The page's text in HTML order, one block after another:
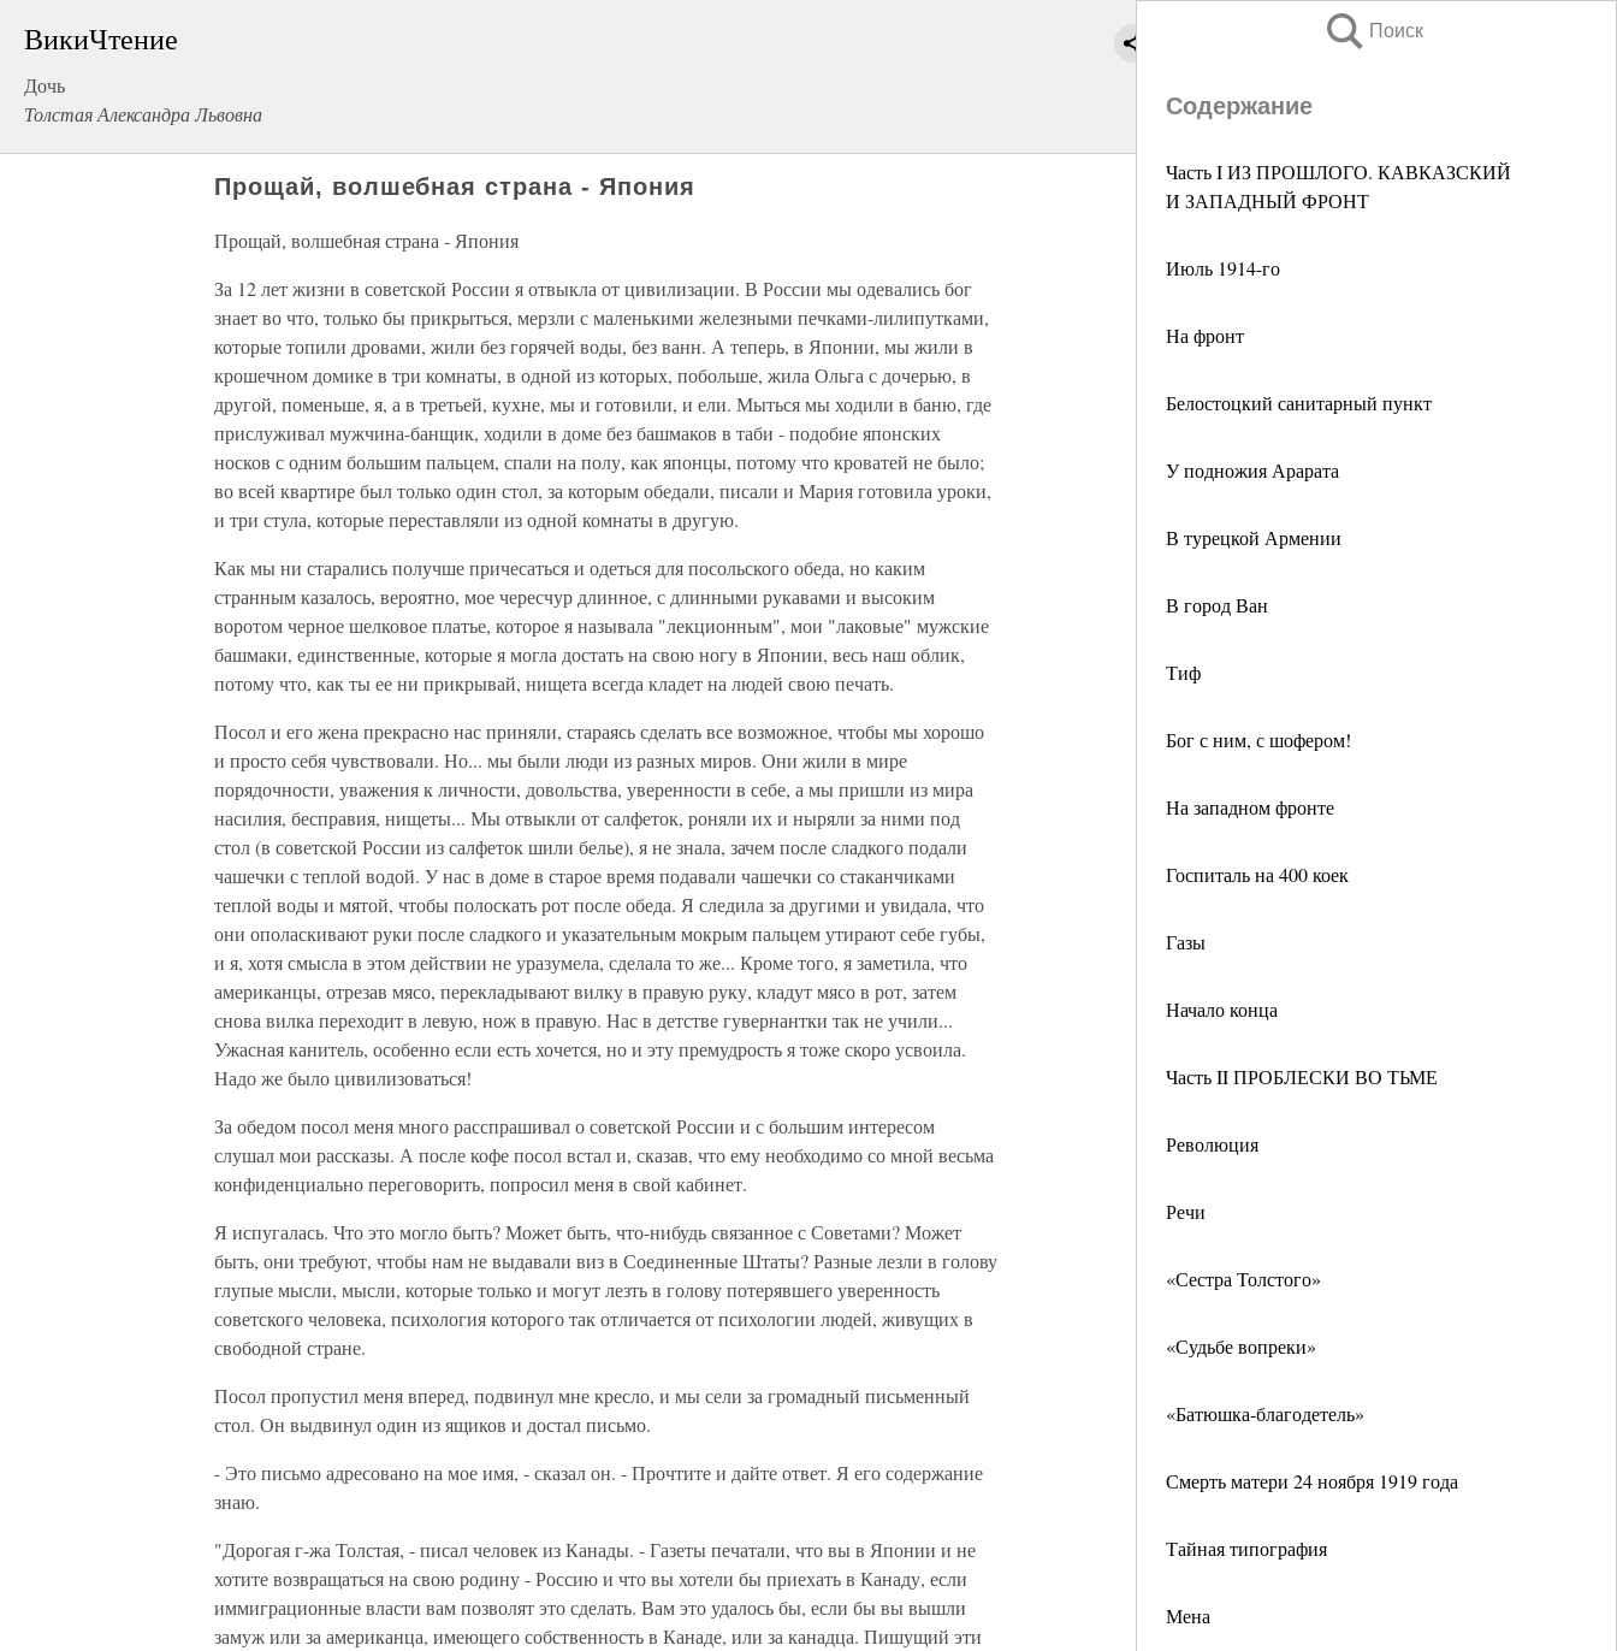
ВикиЧтение
Дочь
Толстая Александра Львовна
Поиск
Содержание
Часть I ИЗ ПРОШЛОГО. КАВКАЗСКИЙ
И ЗАПАДНЫЙ ФРОНТ
Июль 1914-го
На фронт
Белостоцкий санитарный пункт
У подножия Арарата
В турецкой Армении
В город Ван
Тиф
Бог с ним, с шофером!
На западном фронте
Госпиталь на 400 коек
Газы
Начало конца
Часть II ПРОБЛЕСКИ ВО ТЬМЕ
Революция
Речи
«Сестра Толстого»
«Судьбе вопреки»
«Батюшка-благодетель»
Смерть матери 24 ноября 1919 года
Тайная типография
Мена
Прощай, волшебная страна - Япония
Прощай, волшебная страна - Япония
За 12 лет жизни в советской России я отвыкла от цивилизации. В России мы одевались бог
знает во что, только бы прикрыться, мерзли с маленькими железными печками-лилипутками,
которые топили дровами, жили без горячей воды, без ванн. А теперь, в Японии, мы жили в
крошечном домике в три комнаты, в одной из которых, побольше, жила Ольга с дочерью, в
другой, поменьше, я, а в третьей, кухне, мы и готовили, и ели. Мыться мы ходили в баню, где
прислуживал мужчина-банщик, ходили в доме без башмаков в таби - подобие японских
носков с одним большим пальцем, спали на полу, как японцы, потому что кроватей не было;
во всей квартире был только один стол, за которым обедали, писали и Мария готовила уроки,
и три стула, которые переставляли из одной комнаты в другую.
Как мы ни старались получше причесаться и одеться для посольского обеда, но каким
странным казалось, вероятно, мое чересчур длинное, с длинными рукавами и высоким
воротом черное шелковое платье, которое я называла "лекционным", мои "лаковые" мужские
башмаки, единственные, которые я могла достать на свою ногу в Японии, весь наш облик,
потому что, как ты ее ни прикрывай, нищета всегда кладет на людей свою печать.
Посол и его жена прекрасно нас приняли, стараясь сделать все возможное, чтобы мы хорошо
и просто себя чувствовали. Но... мы были люди из разных миров. Они жили в мире
порядочности, уважения к личности, довольства, уверенности в себе, а мы пришли из мира
насилия, бесправия, нищеты... Мы отвыкли от салфеток, роняли их и ныряли за ними под
стол (в советской России из салфеток шили белье), я не знала, зачем после сладкого подали
чашечки с теплой водой. У нас в доме в старое время подавали чашечки со стаканчиками
теплой воды и мятой, чтобы полоскать рот после обеда. Я следила за другими и увидала, что
они ополаскивают руки после сладкого и указательным мокрым пальцем утирают себе губы,
и я, хотя смысла в этом действии не уразумела, сделала то же... Кроме того, я заметила, что
американцы, отрезав мясо, перекладывают вилку в правую руку, кладут мясо в рот, затем
снова вилка переходит в левую, нож в правую. Нас в детстве гувернантки так не учили...
Ужасная канитель, особенно если есть хочется, но и эту премудрость я тоже скоро усвоила.
Надо же было цивилизоваться!
За обедом посол меня много расспрашивал о советской России и с большим интересом
слушал мои рассказы. А после кофе посол встал и, сказав, что ему необходимо со мной весьма
конфиденциально переговорить, попросил меня в свой кабинет.
Я испугалась. Что это могло быть? Может быть, что-нибудь связанное с Советами? Может
быть, они требуют, чтобы нам не выдавали виз в Соединенные Штаты? Разные лезли в голову
глупые мысли, мысли, которые только и могут лезть в голову потерявшего уверенность
советского человека, психология которого так отличается от психологии людей, живущих в
свободной стране.
Посол пропустил меня вперед, подвинул мне кресло, и мы сели за громадный письменный
стол. Он выдвинул один из ящиков и достал письмо.
- Это письмо адресовано на мое имя, - сказал он. - Прочтите и дайте ответ. Я его содержание
знаю.
"Дорогая г-жа Толстая, - писал человек из Канады. - Газеты печатали, что вы в Японии и не
хотите возвращаться на свою родину - Россию и что вы хотели бы приехать в Канаду, если
иммиграционные власти вам позволят это сделать. Вам это удалось бы, если бы вы вышли
замуж или за американца, имеющего собственность в Канаде, или за канадца. Пишущий эти